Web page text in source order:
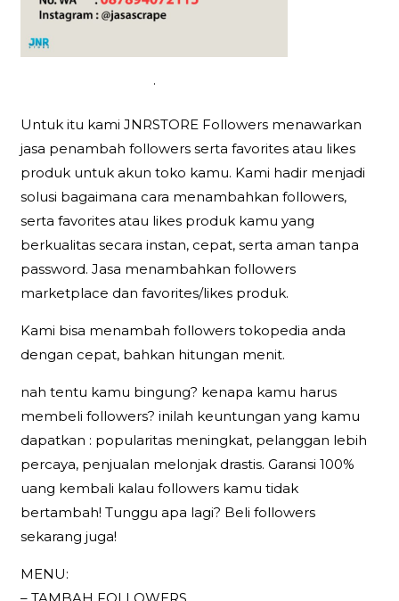
.
Untuk itu kami JNRSTORE Followers menawarkan
jasa penambah followers serta favorites atau likes
produk untuk akun toko kamu. Kami hadir menjadi
solusi bagaimana cara menambahkan followers,
serta favorites atau likes produk kamu yang
berkualitas secara instan, cepat, serta aman tanpa
password. Jasa menambahkan followers
marketplace dan favorites/likes produk.
Kami bisa menambah followers tokopedia anda
dengan cepat, bahkan hitungan menit.
nah tentu kamu bingung? kenapa kamu harus
membeli followers? inilah keuntungan yang kamu
dapatkan : popularitas meningkat, pelanggan lebih
percaya, penjualan melonjak drastis. Garansi 100%
uang kembali kalau followers kamu tidak
bertambah! Tunggu apa lagi? Beli followers
sekarang juga!
MENU: